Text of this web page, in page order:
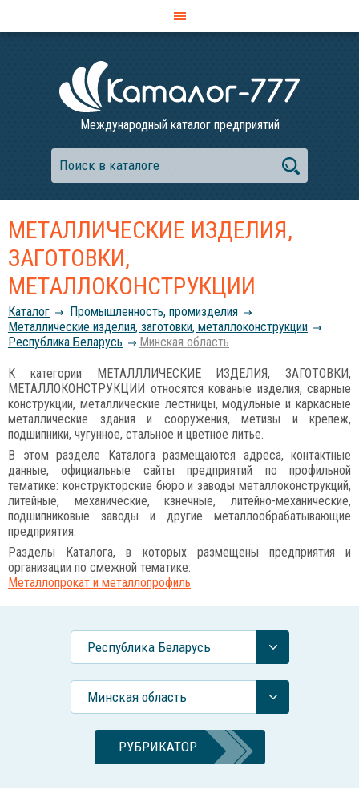
Международный каталог предприятий
МЕТАЛЛИЧЕСКИЕ ИЗДЕЛИЯ,
ЗАГОТОВКИ,
МЕТАЛЛОКОНСТРУКЦИИ
Каталог
Промышленность, промизделия
Металлические изделия, заготовки, металлоконструкции
Республика Беларусь
Минская область
К категории МЕТАЛЛЛИЧЕСКИЕ ИЗДЕЛИЯ, ЗАГОТОВКИ,
МЕТАЛЛОКОНСТРУКЦИИ относятся кованые изделия, сварные
конструкции, металлические лестницы, модульные и каркасные
металлические здания и сооружения, метизы и крепеж,
подшипники, чугунное, стальное и цветное литье.
В этом разделе Каталога размещаются адреса, контактные
данные, официальные сайты предприятий по профильной
тематике: конструкторские бюро и заводы металлоконструкций,
литейные, механические, кзнечные, литейно-механические,
подшипниковые заводы и другие металлообрабатывающие
предприятия.
Разделы Каталога, в которых размещены предприятия и
организации по смежной тематике:
Металлопрокат и металлопрофиль
Республика Беларусь
Минская область
РУБРИКАТОР